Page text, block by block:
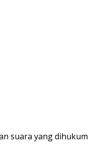
suara yang dihukum